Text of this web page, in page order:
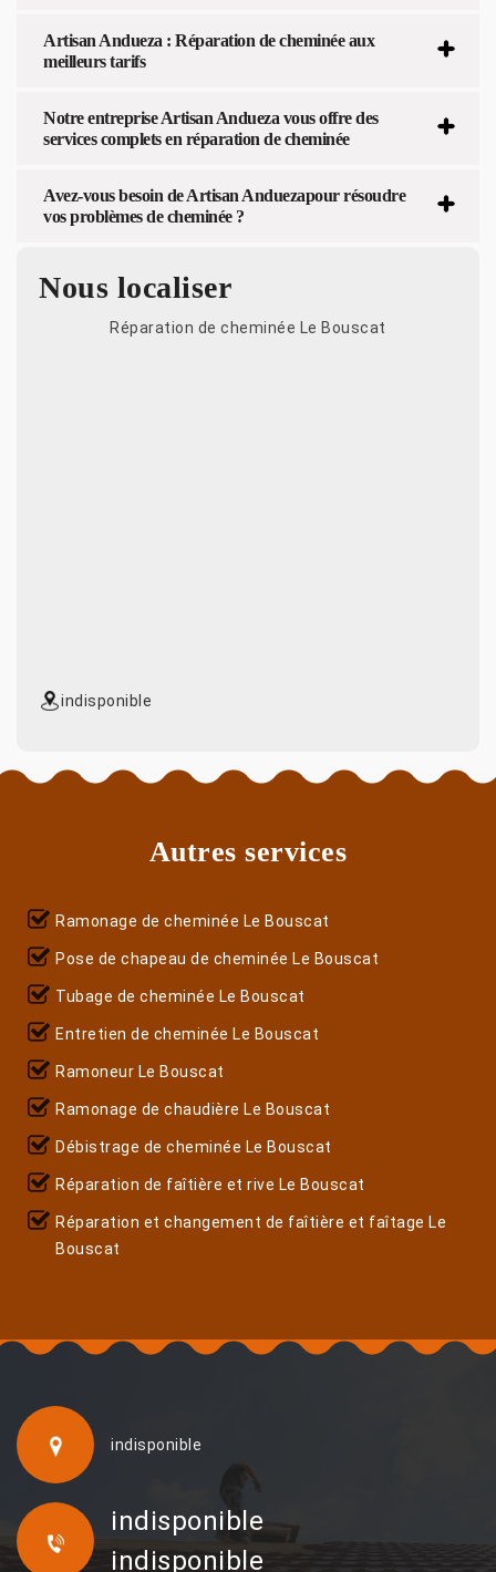
Artisan Andueza : Réparation de cheminée aux
meilleurs tarifs
Notre entreprise Artisan Andueza vous offre des
services complets en réparation de cheminée
Avez-vous besoin de Artisan Anduezapour résoudre
vos problèmes de cheminée ?
Nous localiser
Réparation de cheminée Le Bouscat
indisponible
Autres services
Ramonage de cheminée Le Bouscat
Pose de chapeau de cheminée Le Bouscat
Tubage de cheminée Le Bouscat
Entretien de cheminée Le Bouscat
Ramoneur Le Bouscat
Ramonage de chaudière Le Bouscat
Débistrage de cheminée Le Bouscat
Réparation de faîtière et rive Le Bouscat
Réparation et changement de faîtière et faîtage Le
Bouscat
indisponible
indisponible
indisponible